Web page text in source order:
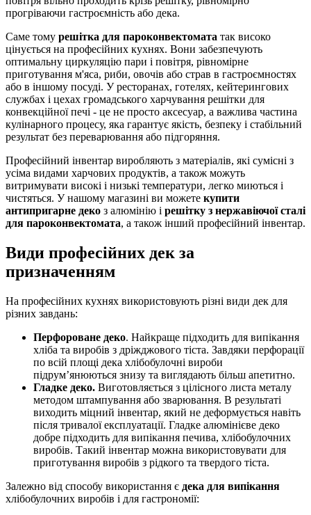
прогріваючи гастроємність або дека.
Саме тому решітка для пароконвектомата так високо
цінується на професійних кухнях. Вони забезпечують
оптимальну циркуляцію пари і повітря, рівномірне
приготування м'яса, риби, овочів або страв в гастроємностях
або в іншому посуді. У ресторанах, готелях, кейтерингових
службах і цехах громадського харчування решітки для
конвекційної печі - це не просто аксесуар, а важлива частина
кулінарного процесу, яка гарантує якість, безпеку і стабільний
результат без переварювання або підгоряння.
Професійний інвентар виробляють з матеріалів, які сумісні з
усіма видами харчових продуктів, а також можуть
витримувати високі і низькі температури, легко миються і
чистяться. У нашому магазині ви можете купити
антипригарне деко з алюмінію і решітку з нержавіючої сталі
для пароконвектомата, а також інший професійний інвентар.
Види професійних дек за
призначенням
На професійних кухнях використовують різні види дек для
різних завдань:
Перфороване деко. Найкраще підходить для випікання
хліба та виробів з дріжджового тіста. Завдяки перфорації
по всій площі дека хлібобулочні вироби
підрум’янюються знизу та виглядають більш апетитно.
Гладке деко. Виготовляється з цілісного листа металу
методом штампування або зварювання. В результаті
виходить міцний інвентар, який не деформується навіть
після тривалої експлуатації. Гладке алюмінієве деко
добре підходить для випікання печива, хлібобулочних
виробів. Такий інвентар можна використовувати для
приготування виробів з рідкого та твердого тіста.
Залежно від способу використання є дека для випікання
хлібобулочних виробів і для гастрономії: